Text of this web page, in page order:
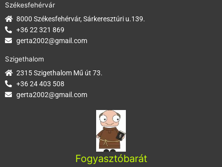
Székesfehérvár
8000 Székesfehérvár, Sárkeresztúri u.139.
+36 22 321 869
gerta2002@gmail.com
Szigethalom
2315 Szigethalom Mű út 73.
+36 24 403 508
gerta2002@gmail.com
Fogyasztóbarát